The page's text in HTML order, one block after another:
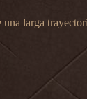
una larga